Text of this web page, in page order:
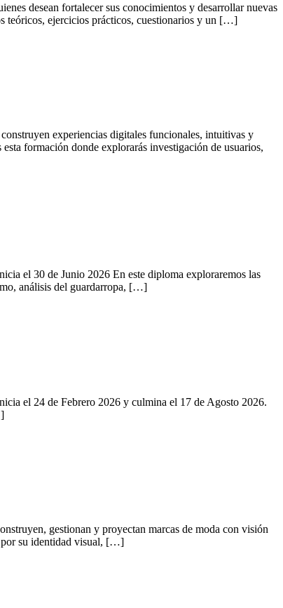
desean fortalecer sus conocimientos y desarrollar nuevas
teóricos, ejercicios prácticos, cuestionarios y un […]
experiencias digitales funcionales, intuitivas y
formación donde explorarás investigación de usuarios,
el 30 de Junio 2026 En este diploma exploraremos las
análisis del guardarropa, […]
el 24 de Febrero 2026 y culmina el 17 de Agosto 2026.
gestionan y proyectan marcas de moda con visión
por su identidad visual, […]